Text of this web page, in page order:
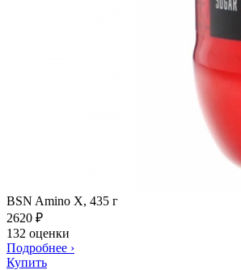
BSN Amino X, 435 г
2620 ₽
132 оценки
Подробнее ›
Купить